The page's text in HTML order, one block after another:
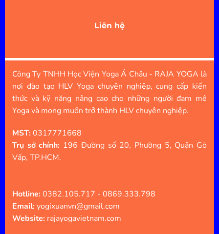
Liên hệ
Công Ty TNHH Học Viện Yoga Á Châu - RAJA YOGA là
nơi đào tạo HLV Yoga chuyên nghiệp, cung cấp kiến
thức và kỹ năng nâng cao cho những người đam mê
Yoga và mong muốn trở thành HLV chuyên nghiệp.
MST:0317771668
Trụ sở chính: 196 Đường số 20, Phường 5, Quận Gò
Vấp, TP.HCM.
Hotline:0382.105.717 - 0869.333.798
Email:yogixuanvn@gmail.com
Website: rajayogavietnam.com